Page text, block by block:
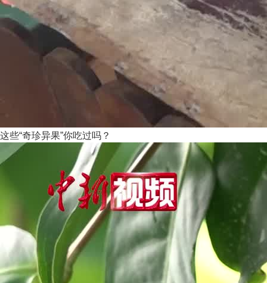
这些“奇珍异果”你吃过吗？